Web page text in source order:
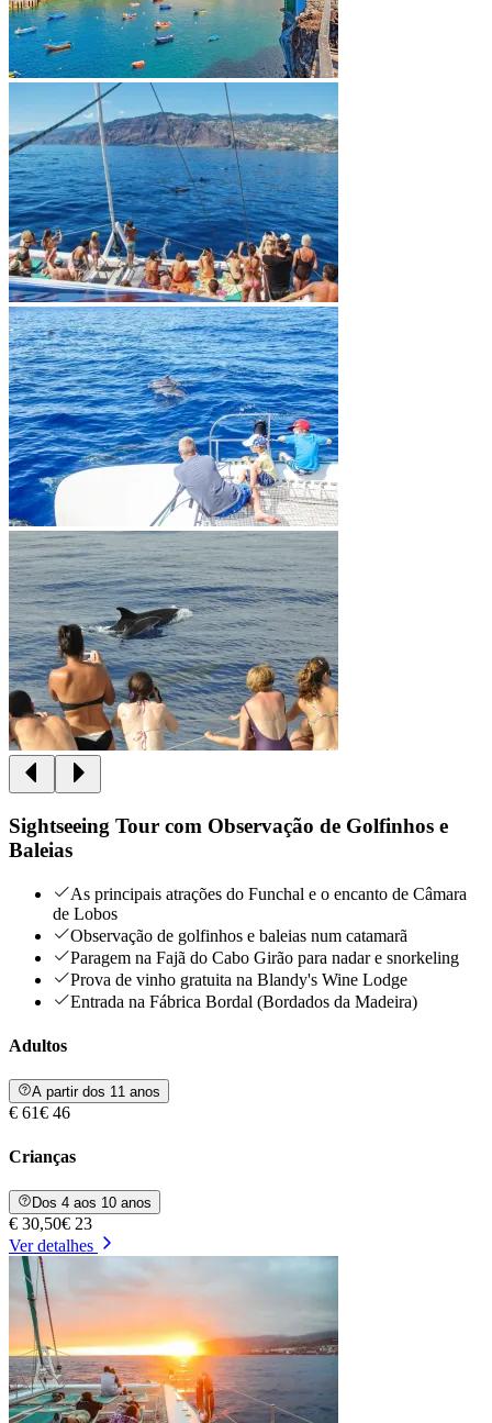
Sightseeing Tour com Observação de Golfinhos e
Baleias
As principais atrações do Funchal e o encanto de Câmara
de Lobos
Observação de golfinhos e baleias num catamarã
Paragem na Fajã do Cabo Girão para nadar e snorkeling
Prova de vinho gratuita na Blandy's Wine Lodge
Entrada na Fábrica Bordal (Bordados da Madeira)
Adultos
A partir dos 11 anos
€ 61€ 46
Crianças
Dos 4 aos 10 anos
€ 30,50€ 23
Ver detalhes